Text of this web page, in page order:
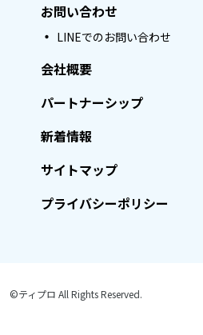
お問い合わせ
LINEでのお問い合わせ
会社概要
パートナーシップ
新着情報
サイトマップ
プライバシーポリシー
©ティプロ All Rights Reserved.